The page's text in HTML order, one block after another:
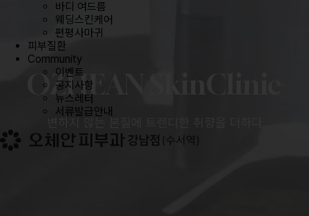
바디 여드름
웨딩스킨케어
편평사마귀
피부질환
Community
이벤트
공지사항
뉴스레터
서류발급안내
OZHEAN SkinClinic